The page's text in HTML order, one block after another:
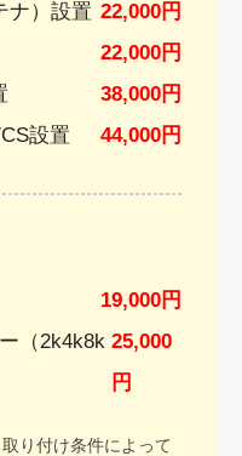
ナ）設置 22,000円
22,000円
38,000円
設置
44,000円
19,000円
（2k4k8k 25,000
円
り付け条件によって